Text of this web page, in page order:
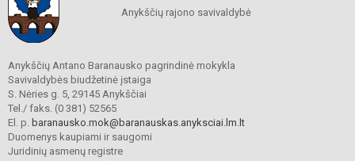
Anykščių rajono savivaldybė
Anykščių Antano Baranausko pagrindinė mokykla
Savivaldybės biudžetinė įstaiga
S. Nėries g. 5, 29145 Anykščiai
Tel./ faks. (0 381) 52565
El. p. baranausko.mok@baranauskas.anyksciai.lm.lt
Duomenys kaupiami ir saugomi
Juridinių asmenų registre